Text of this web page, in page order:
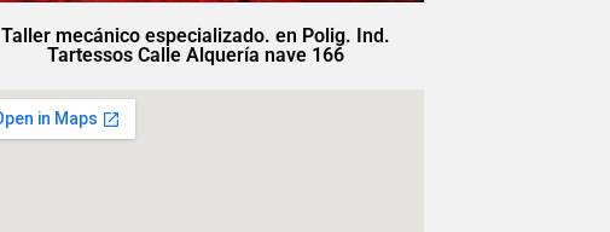
Taller mecánico especializado. en Polig. Ind.
Tartessos Calle Alquería nave 166